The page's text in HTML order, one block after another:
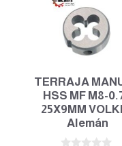
TERRAJA
HSS MF M8-
25X9MM
Alemán